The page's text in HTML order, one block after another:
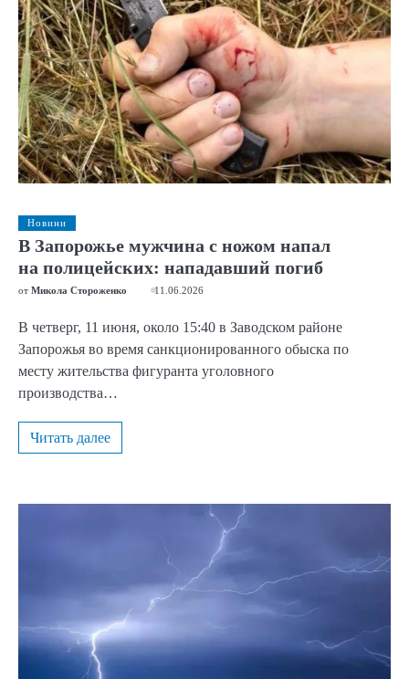
Новини
В Запорожье мужчина с ножом напал
на полицейских: нападавший погиб
от Микола Стороженко 11.06.2026
В четверг, 11 июня, около 15:40 в Заводском районе
Запорожья во время санкционированного обыска по
месту жительства фигуранта уголовного
производства…
Читать далее